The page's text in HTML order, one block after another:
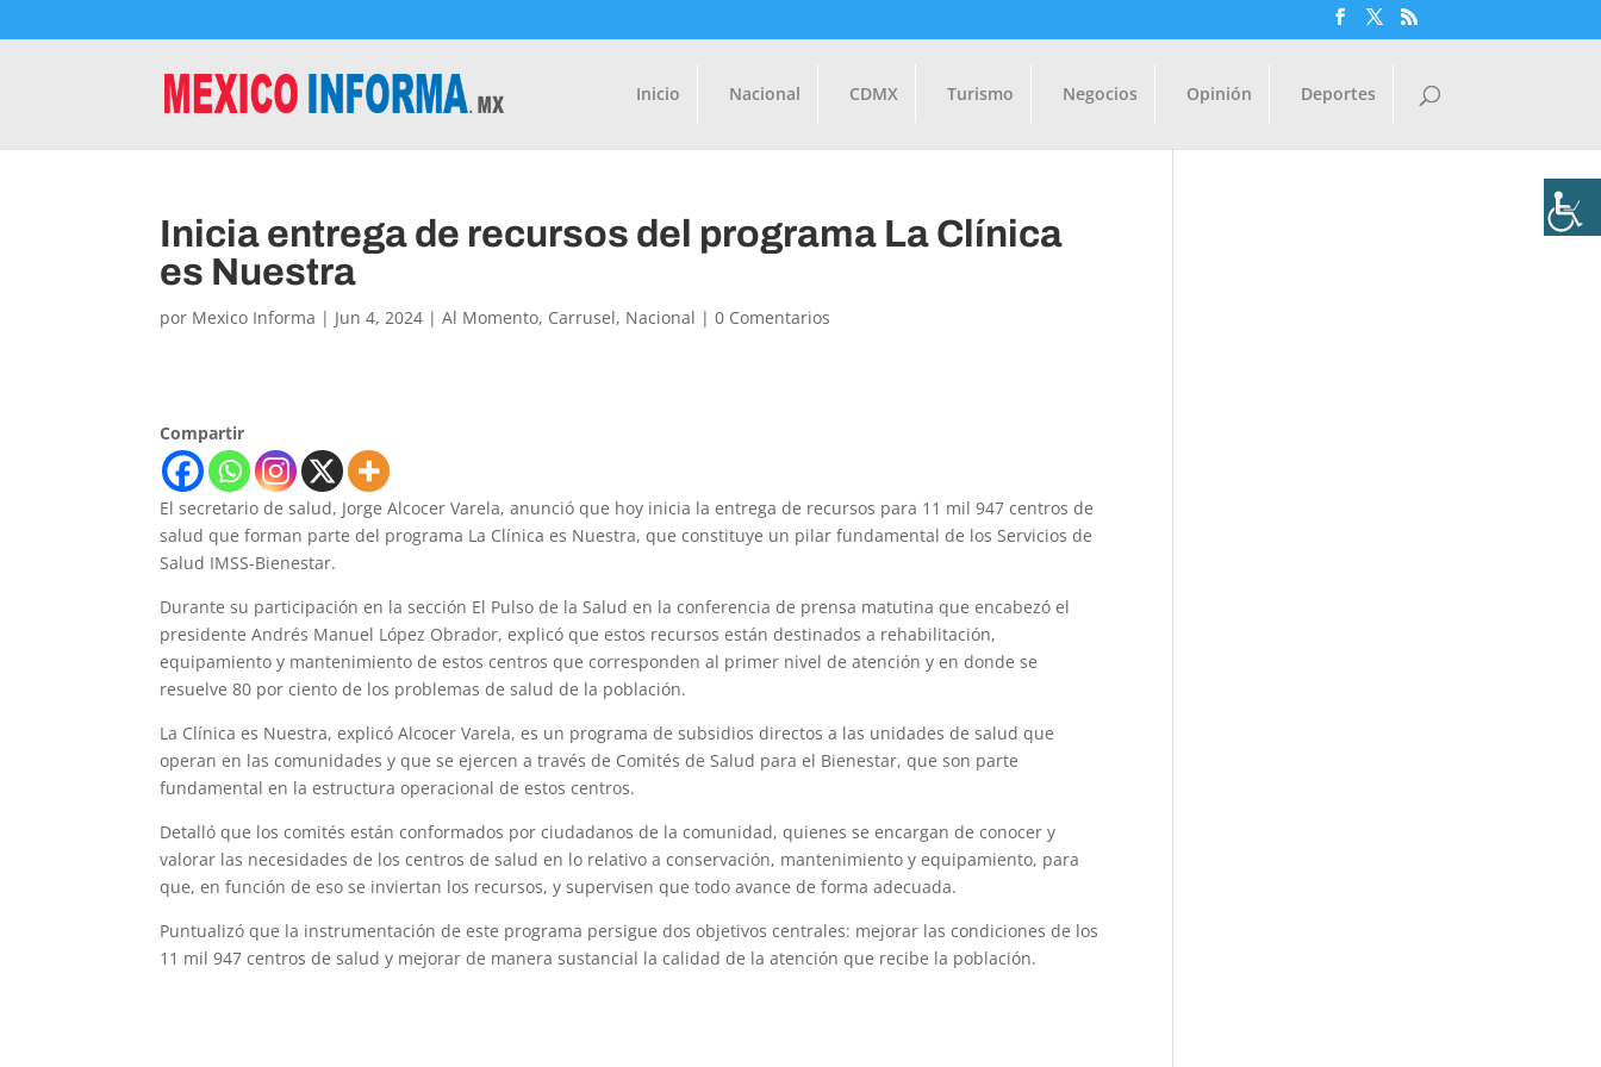
Inicio Nacional CDMX Turismo Negocios Opinión Deportes
Inicia entrega de recursos del programa La Clínica
es Nuestra
por Mexico Informa | Jun 4, 2024 |Al Momento, Carrusel, Nacional |0 Comentarios
Compartir
El secretario de salud, Jorge Alcocer Varela, anunció que hoy inicia la entrega de recursos para 11 mil 947 centros de
salud que forman parte del programa La Clínica es Nuestra, que constituye un pilar fundamental de los Servicios de
Salud IMSS-Bienestar.
Durante su participación en la sección El Pulso de la Salud en la conferencia de prensa matutina que encabezó el
presidente Andrés Manuel López Obrador, explicó que estos recursos están destinados a rehabilitación,
equipamiento y mantenimiento de estos centros que corresponden al primer nivel de atención y en donde se
resuelve 80 por ciento de los problemas de salud de la población.
La Clínica es Nuestra, explicó Alcocer Varela, es un programa de subsidios directos a las unidades de salud que
operan en las comunidades y que se ejercen a través de Comités de Salud para el Bienestar, que son parte
fundamental en la estructura operacional de estos centros.
Detalló que los comités están conformados por ciudadanos de la comunidad, quienes se encargan de conocer y
valorar las necesidades de los centros de salud en lo relativo a conservación, mantenimiento y equipamiento, para
que, en función de eso se inviertan los recursos, y supervisen que todo avance de forma adecuada.
Puntualizó que la instrumentación de este programa persigue dos objetivos centrales: mejorar las condiciones de los
11 mil 947 centros de salud y mejorar de manera sustancial la calidad de la atención que recibe la población.